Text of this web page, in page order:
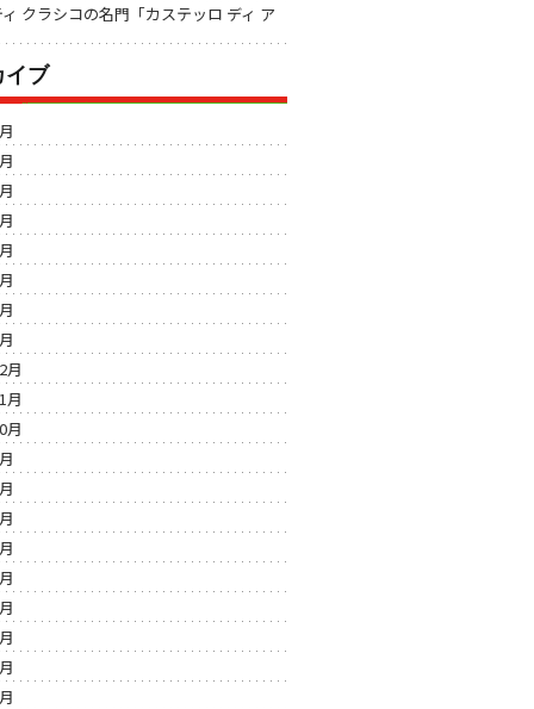
クラシコの名門「カステッロ ディ ア
イブ
月
月
月